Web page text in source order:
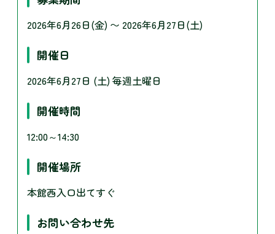
2026年6月26日(金) 〜 2026年6月27日(土)
開催日
2026年6月27日 (土)毎週土曜日
開催時間
12:00～14:30
開催場所
本館西入口出てすぐ
お問い合わせ先